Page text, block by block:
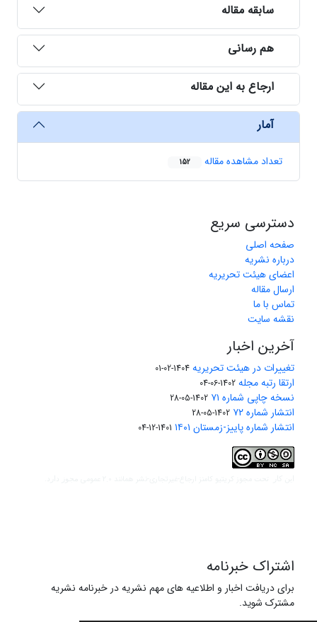
سابقه مقاله
هم رسانی
ارجاع به این مقاله
آمار
تعداد مشاهده مقاله 152
دسترسی سریع
صفحه اصلی
درباره نشریه
اعضای هیئت تحریریه
ارسال مقاله
تماس با ما
نقشه سایت
آخرین اخبار
تغییرات در هیئت تحریریه 1404-02-01
ارتقا رتبه مجله 1402-06-04
نسخه چاپی شماره ۷۱ 1402-05-28
انتشار شماره ۷۲ 1402-05-28
انتشار شماره پاییز-زمستان ۱۴۰۱ 1401-12-04
اشتراک خبرنامه
برای دریافت اخبار و اطلاعیه های مهم نشریه در خبرنامه نشریه
مشترک شوید.